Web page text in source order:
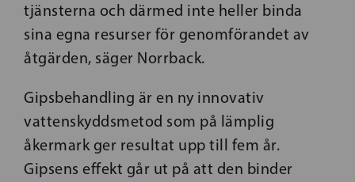
tjänsterna och därmed inte heller binda
sina egna resurser för genomförandet av
åtgärden, säger Norrback.
Gipsbehandling är en ny innovativ
vattenskyddsmetod som på lämplig
åkermark ger resultat upp till fem år.
Gipsens effekt går ut på att den binder